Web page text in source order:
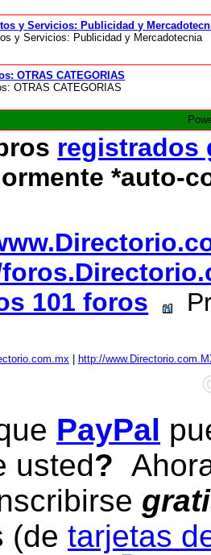
y Servicios: Publicidad y
y Servicios: Publicidad y Mercadotecnia
OTRAS CATEGORIAS
OTRAS CATEGORIAS
registrados
*auto-
101 foros
http://
PayPal
usted?
(de tarjetas